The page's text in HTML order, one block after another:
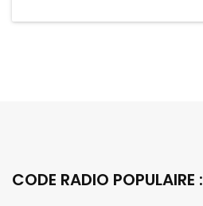
CODE RADIO POPULAIRE :